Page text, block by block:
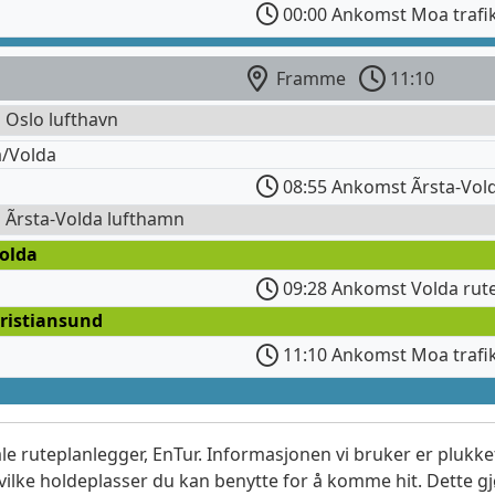
00:00 Ankomst Moa
Framme
11:10
lufthavn
Volda
08:55 Ankomst Ãrsta-
Volda lufthamn
09:28 Ankomst Volda
11:10 Ankomst Moa
ruteplanlegger, EnTur. Informasjonen vi bruker er
holdeplasser du kan benytte for å komme hit. Dette